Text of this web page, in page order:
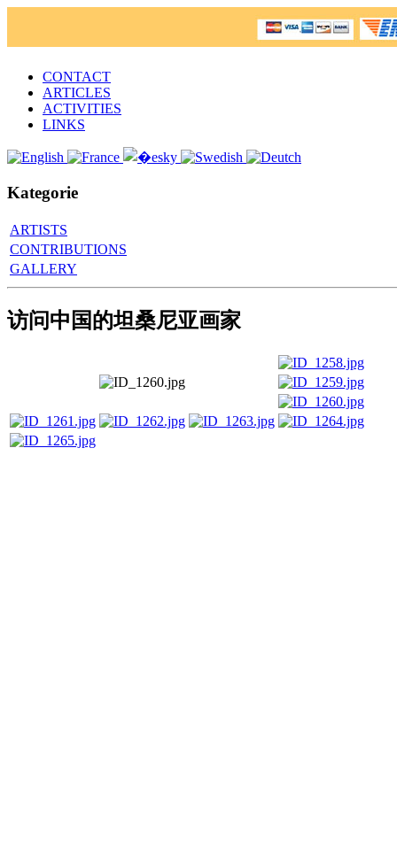
CONTACT
ARTICLES
ACTIVITIES
LINKS
Kategorie
ARTISTS
CONTRIBUTIONS
GALLERY
访问中国的坦桑尼亚画家